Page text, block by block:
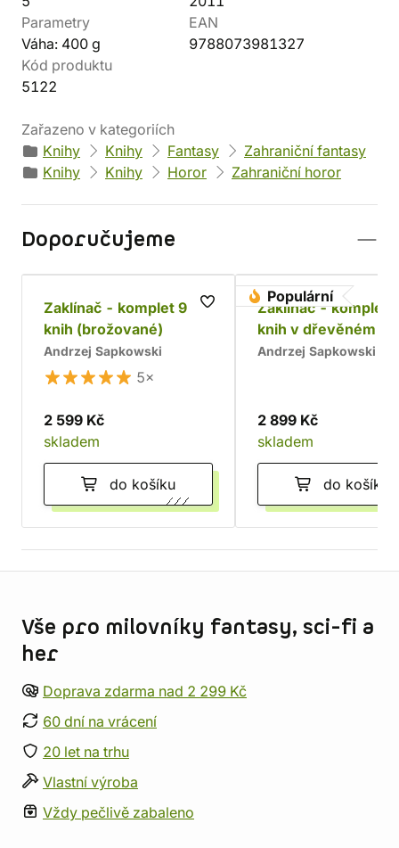
Parametry
Váha: 400 g
EAN
9788073981327
Kód produktu
5122
Zařazeno v kategoriích
Knihy
Knihy Fantasy
Zahraniční fantasy
Knihy
Knihy Horor Zahraniční horor
Doporučujeme
Zaklínač - komplet 9
knih (brožované)
Andrzej Sapkowski
5×
2 599 Kč
skladem
do košíku
Populární
Zaklínač - komplet
knih v dřevěném
Chrám
Andrzej Sapkowski
2 899 Kč
skladem
do košíku
Vše pro milovníky fantasy, sci-fi a
her
Doprava zdarma nad 2 299 Kč
60 dní na vrácení
20 let na trhu
Vlastní výroba
Vždy pečlivě zabaleno